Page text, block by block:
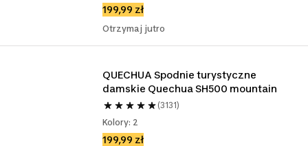
199,99 zł
Otrzymaj jutro
QUECHUA Spodnie turystyczne
damskie Quechua SH500 mountain
(3131)
Kolory: 2
199,99 zł